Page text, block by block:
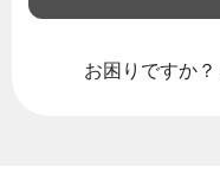
お困りですか？